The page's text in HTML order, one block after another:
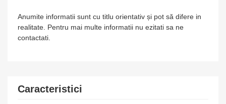
Anumite informatii sunt cu titlu orientativ și pot să difere in
realitate. Pentru mai multe informatii nu ezitati sa ne
contactati.
Caracteristici